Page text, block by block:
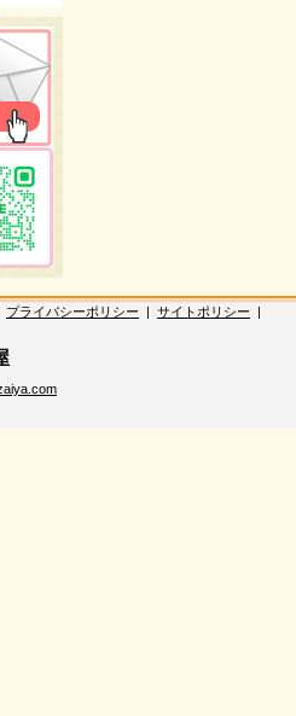
プライバシーポリシー | サイトポリシー |